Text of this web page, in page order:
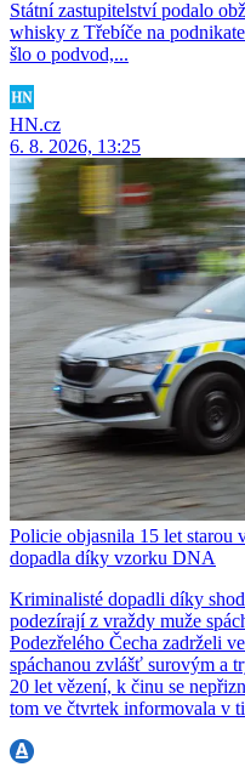
Státní zastupitelství podalo
whisky z Třebíče na
šlo o podvod,...
HN.cz
6. 8. 2026, 13:25
Policie objasnila 15 let starou
dopadla díky vzorku DNA
Kriminalisté dopadli díky
podezírají z vraždy muže
Podezřelého Čecha zadrželi
spáchanou zvlášť surovým a
20 let vězení, k činu se
tom ve čtvrtek informovala v